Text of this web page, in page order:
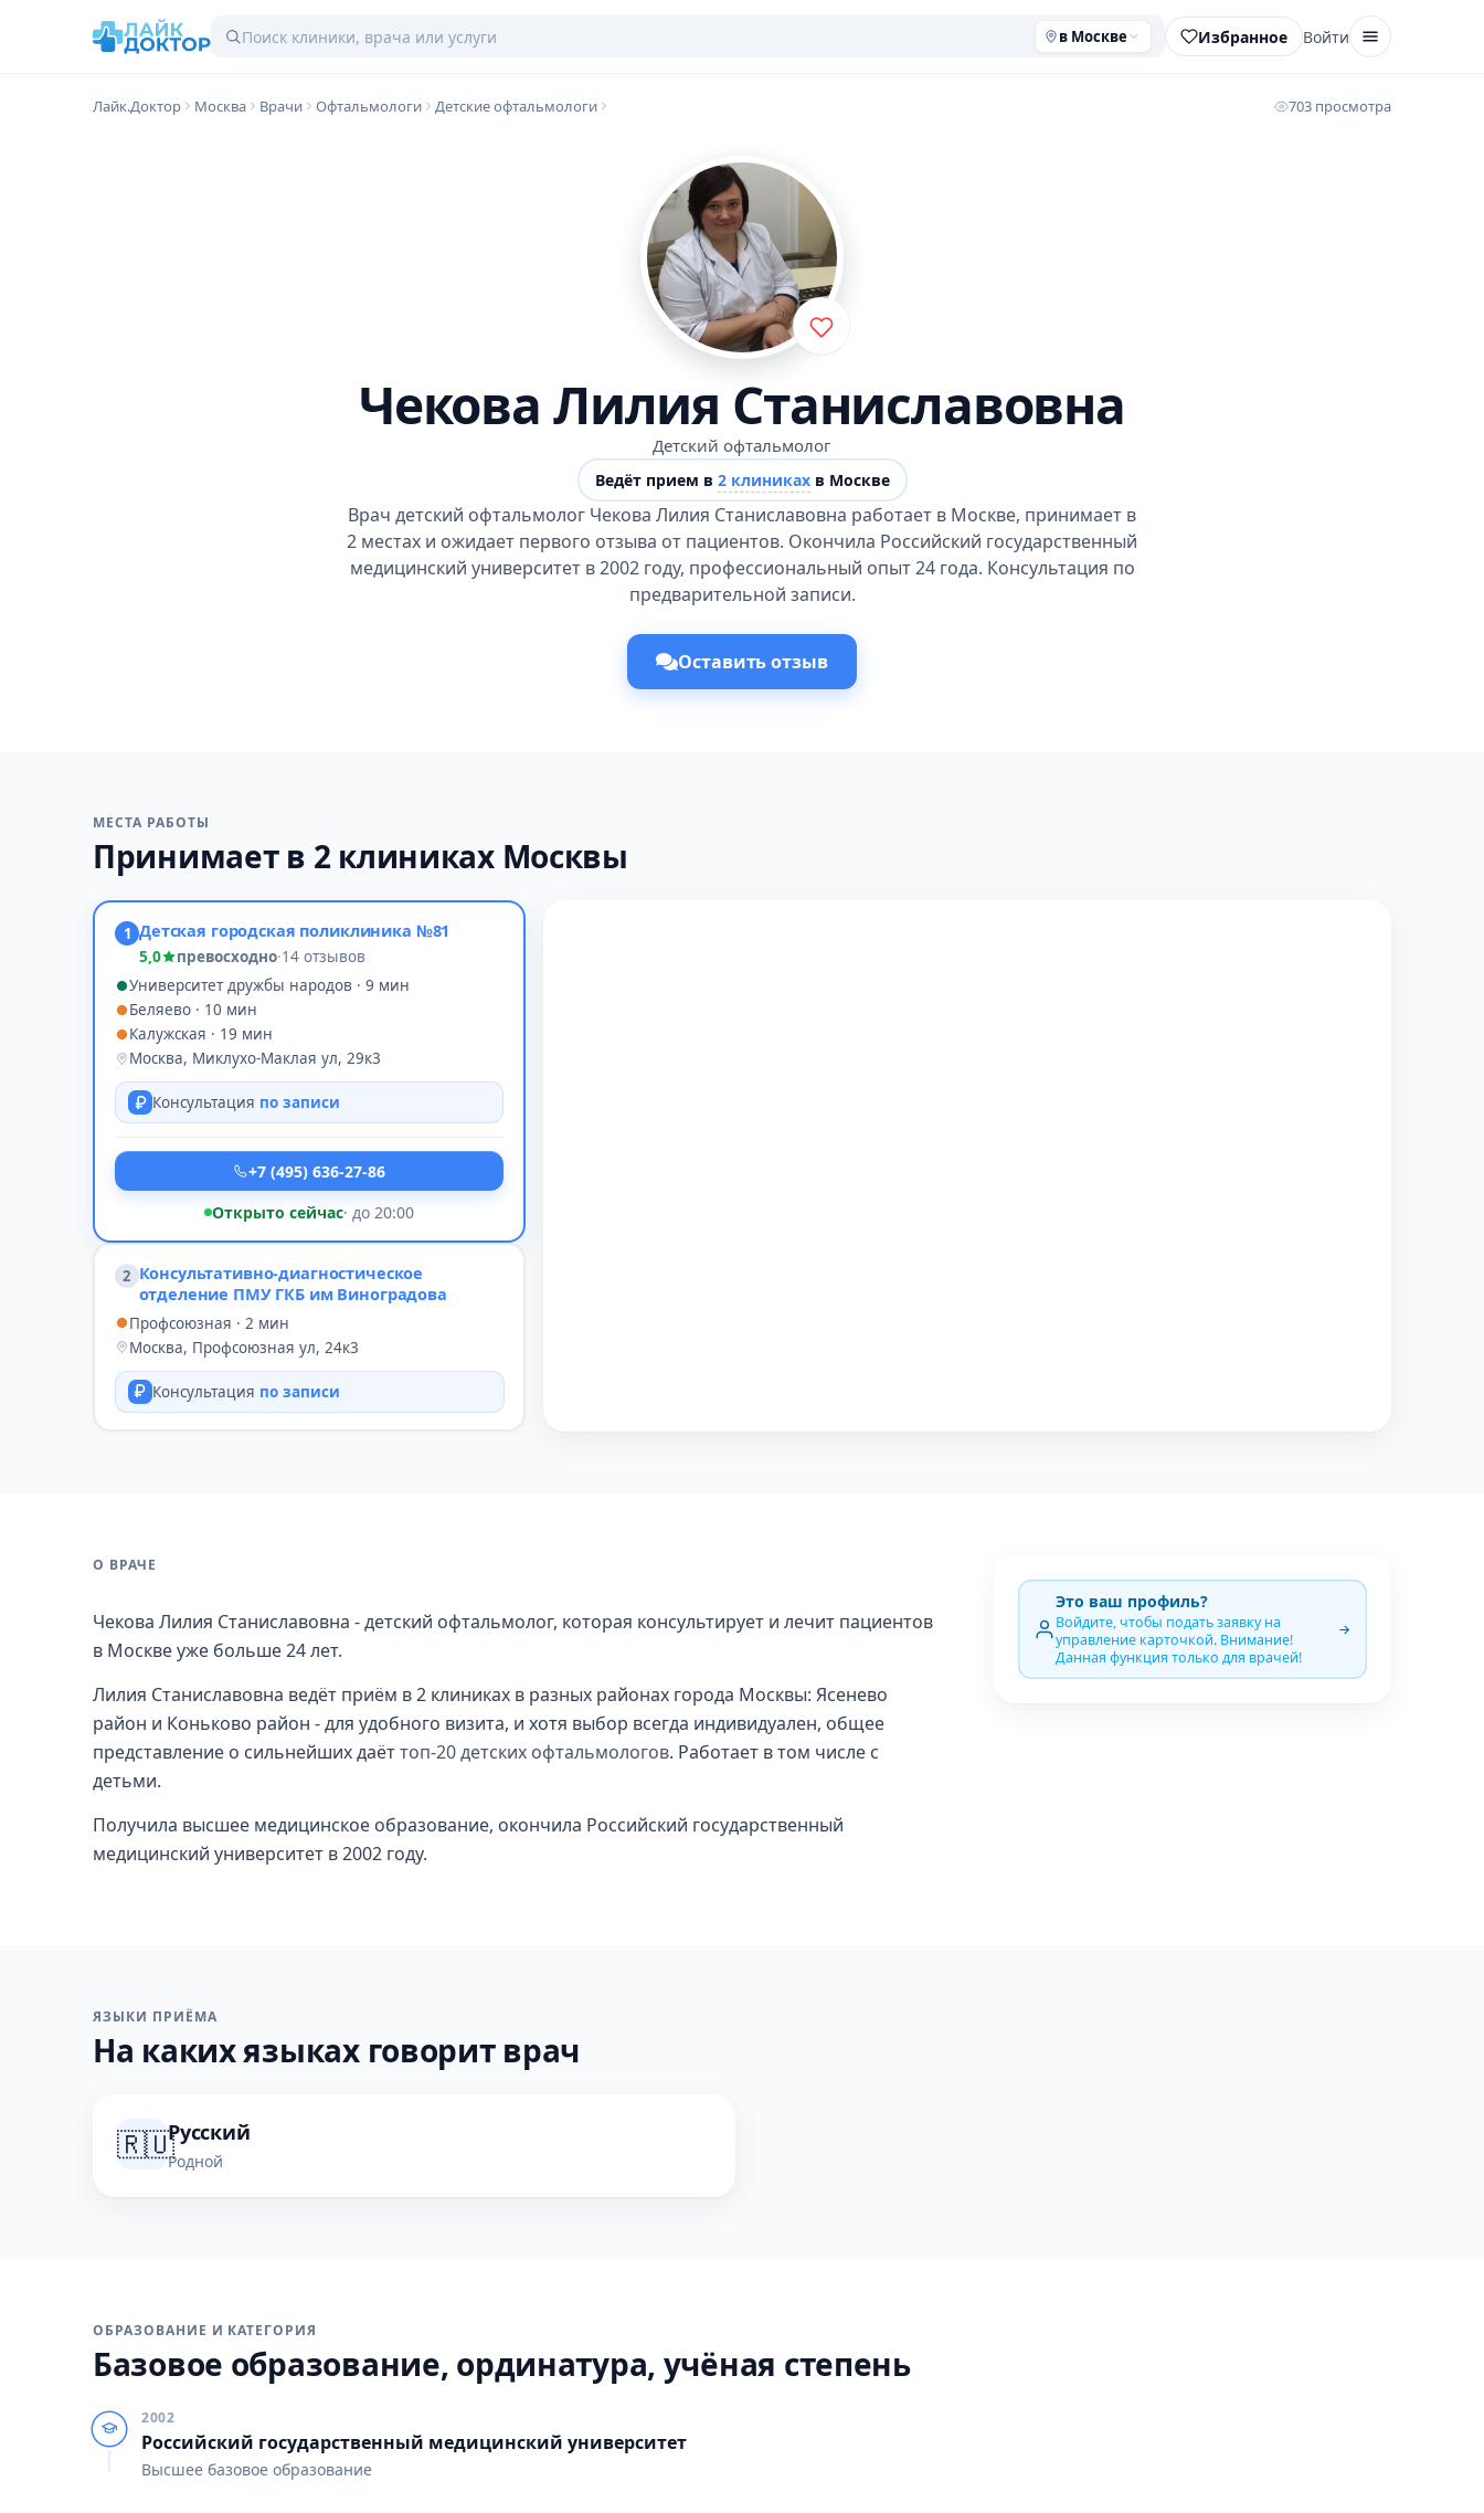
в Москве Избранное Войти
Лайк.Доктор Москва Врачи Офтальмологи Детские офтальмологи 703 просмотра
Чекова Лилия Станиславовна
Детский офтальмолог
Ведёт прием в 2 клиникахв Москве
Врач детский офтальмолог Чекова Лилия Станиславовна работает в Москве, принимает в
2 местах и ожидает первого отзыва от пациентов. Окончила Российский государственный
медицинский университет в 2002 году, профессиональный опыт 24 года. Консультация по
предварительной записи.
Оставить отзыв
МЕСТА РАБОТЫ
Принимает в 2 клиниках Москвы
1 Детская городская поликлиника №81
5,0 превосходно·14 отзывов
Университет дружбы народов · 9 мин
Беляево · 10 мин
Калужская · 19 мин
Москва, Миклухо-Маклая ул, 29к3
Консультация по записи
+7 (495) 636-27-86
Открыто сейчас· до 20:00
2 Консультативно-диагностическое
отделение ПМУ ГКБ им Виноградова
Профсоюзная · 2 мин
Москва, Профсоюзная ул, 24к3
Консультация по записи
О ВРАЧЕ
Чекова Лилия Станиславовна - детский офтальмолог, которая консультирует и лечит пациентов
в Москве уже больше 24 лет.
Лилия Станиславовна ведёт приём в 2 клиниках в разных районах города Москвы: Ясенево
район и Коньково район - для удобного визита, и хотя выбор всегда индивидуален, общее
представление о сильнейших даёттоп-20 детских офтальмологов. Работает в том числе с
детьми.
Получила высшее медицинское образование, окончила Российский государственный
медицинский университет в 2002 году.
Это ваш профиль?
Войдите, чтобы подать заявку на
управление карточкой. Внимание!
Данная функция только для врачей!
ЯЗЫКИ ПРИЁМА
На каких языках говорит врач
🇷🇺Русский
Родной
ОБРАЗОВАНИЕ И КАТЕГОРИЯ
Базовое образование, ординатура, учёная степень
2002
Российский государственный медицинский университет
Высшее базовое образование